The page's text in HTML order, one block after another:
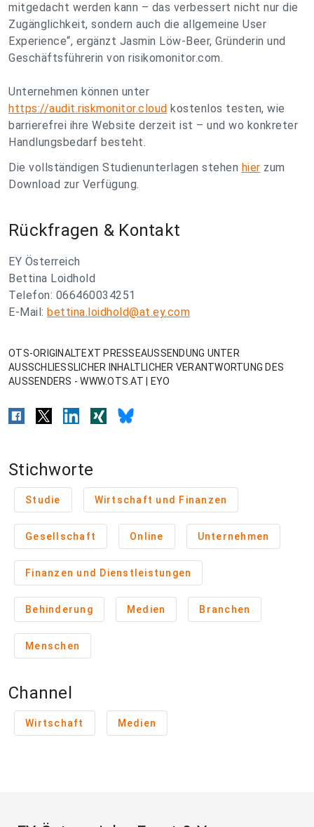
mitgedacht werden kann – das verbessert nicht nur die
Zugänglichkeit, sondern auch die allgemeine User
Experience“, ergänzt Jasmin Löw-Beer, Gründerin und
Geschäftsführerin von risikomonitor.com.
Unternehmen können unter
https://audit.riskmonitor.cloud kostenlos testen, wie
barrierefrei ihre Website derzeit ist – und wo konkreter
Handlungsbedarf besteht.
Die vollständigen Studienunterlagen stehen hier zum
Download zur Verfügung.
Rückfragen & Kontakt
EY Österreich
Bettina Loidhold
Telefon: 066460034251
E-Mail: bettina.loidhold@at.ey.com
OTS-ORIGINALTEXT PRESSEAUSSENDUNG UNTER
AUSSCHLIESSLICHER INHALTLICHER VERANTWORTUNG DES
AUSSENDERS - WWW.OTS.AT | EYO
Stichworte
Studie Wirtschaft und Finanzen
Gesellschaft Online Unternehmen
Finanzen und Dienstleistungen
Behinderung Medien Branchen
Menschen
Channel
Wirtschaft Medien